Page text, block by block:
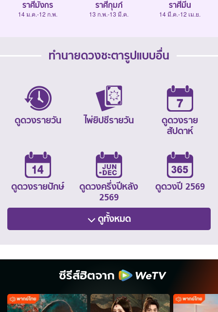
ราศีมังกร
14 ม.ค.-12 ก.พ.
ราศีกุมภ์
13 ก.พ.-13 มี.ค.
ราศีมีน
14 มี.ค.-12 เม.ย.
ทำนายดวงชะตารูปแบบอื่น
ดูดวงรายวัน ไพ่ยิปซีรายวัน
ดูดวงราย
สัปดาห์
ดูดวงรายปักษ์
ดูดวงครึ่งปีหลัง
2569
ดูดวงปี 2569
ดูทั้งหมด
ซีรีส์ฮิตจาก